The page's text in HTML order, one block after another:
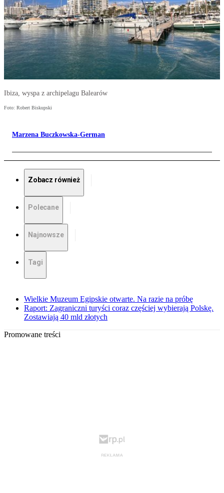
Ibiza, wyspa z archipelagu Balearów
Foto: Robert Biskupski
Marzena Buczkowska-German
Zobacz również
Polecane
Najnowsze
Tagi
Wielkie Muzeum Egipskie otwarte. Na razie na próbę
Raport: Zagraniczni turyści coraz częściej wybierają Polskę.
Zostawiają 40 mld złotych
Promowane treści